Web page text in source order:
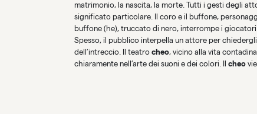
matrimonio, la nascita, la morte. Tutti i gesti degli
significato particolare. Il coro e il buffone,
buffone (he), truccato di nero, interrompe i
Spesso, il pubblico interpella un attore per
dell’intreccio. Il teatro cheo, vicino alla vita
chiaramente nell’arte dei suoni e dei colori. Il cheo